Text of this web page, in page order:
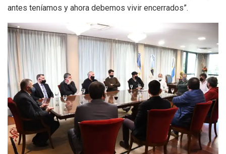
antes teníamos y ahora debemos vivir encerrados”.